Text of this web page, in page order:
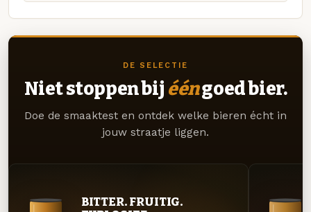
DE SELECTIE
Niet stoppen bij ééngoed bier.
Doe de smaaktest en ontdek welke bieren écht in
jouw straatje liggen.
BITTER. FRUITIG.